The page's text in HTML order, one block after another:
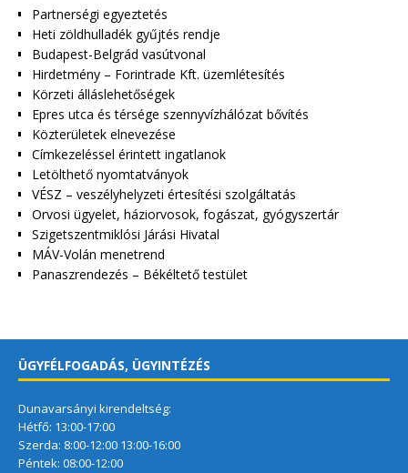
Partnerségi egyeztetés
Heti zöldhulladék gyűjtés rendje
Budapest-Belgrád vasútvonal
Hirdetmény – Forintrade Kft. üzemlétesítés
Körzeti álláslehetőségek
Epres utca és térsége szennyvízhálózat bővítés
Közterületek elnevezése
Címkezeléssel érintett ingatlanok
Letölthető nyomtatványok
VÉSZ – veszélyhelyzeti értesítési szolgáltatás
Orvosi ügyelet, háziorvosok, fogászat, gyógyszertár
Szigetszentmiklósi Járási Hivatal
MÁV-Volán menetrend
Panaszrendezés – Békéltető testület
ÜGYFÉLFOGADÁS, ÜGYINTÉZÉS
Dunavarsányi kirendeltség:
Hétfő: 13:00-17:00
Szerda: 8:00-12:00 13:00-16:00
Péntek: 08:00-12:00